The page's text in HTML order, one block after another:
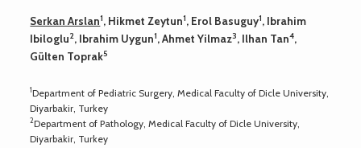
Serkan Arslan1, Hikmet Zeytun1, Erol Basuguy1, Ibrahim
Ibiloglu2, Ibrahim Uygun1, Ahmet Yilmaz3, Ilhan Tan4,
Gülten Toprak5
1Department of Pediatric Surgery, Medical Faculty of Dicle University,
Diyarbakir, Turkey
2Department of Pathology, Medical Faculty of Dicle University,
Diyarbakir, Turkey